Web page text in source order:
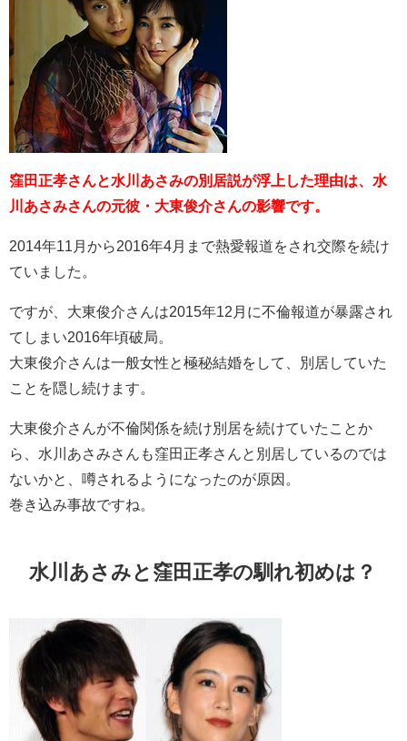
窪田正孝さんと水川あさみの別居説が浮上した理由は、水
川あさみさんの元彼・大東俊介さんの影響です。
2014年11月から2016年4月まで熱愛報道をされ交際を続け
ていました。
ですが、大東俊介さんは2015年12月に不倫報道が暴露され
てしまい2016年頃破局。
大東俊介さんは一般女性と極秘結婚をして、別居していた
ことを隠し続けます。
大東俊介さんが不倫関係を続け別居を続けていたことか
ら、水川あさみさんも窪田正孝さんと別居しているのでは
ないかと、噂されるようになったのが原因。
巻き込み事故ですね。
水川あさみと窪田正孝の馴れ初めは？